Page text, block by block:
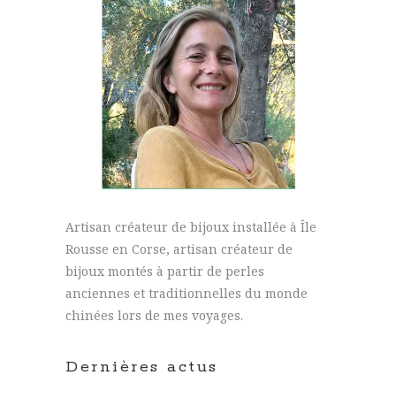
Artisan créateur de bijoux installée à Île
Rousse en Corse, artisan créateur de
bijoux montés à partir de perles
anciennes et traditionnelles du monde
chinées lors de mes voyages.
Dernières actus